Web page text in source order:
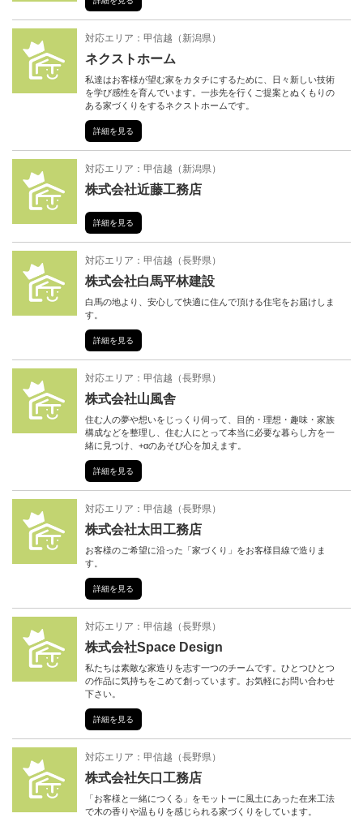
対応エリア： 甲信越 （ 新潟県）
ネクストホーム
私達はお客様が望む家をカタチにするために、日々新しい技術
を学び感性を育んでいます。一歩先を行くご提案とぬくもりの
ある家づくりをするネクストホームです。
詳細を見る
対応エリア： 甲信越 （ 新潟県）
株式会社近藤工務店
詳細を見る
対応エリア： 甲信越 （長野県）
株式会社白馬平林建設
白馬の地より、安心して快適に住んで頂ける住宅をお届けしま
す。
詳細を見る
対応エリア： 甲信越 （長野県）
株式会社山風舎
住む人の夢や想いをじっくり伺って、目的・理想・趣味・家族
構成などを整理し、住む人にとって本当に必要な暮らし方を一
緒に見つけ、+αのあそび心を加えます。
詳細を見る
対応エリア： 甲信越 （長野県）
株式会社太田工務店
お客様のご希望に沿った「家づくり」をお客様目線で造りま
す。
詳細を見る
対応エリア： 甲信越 （長野県）
株式会社Space Design
私たちは素敵な家造りを志す一つのチームです。ひとつひとつ
の作品に気持ちをこめて創っています。お気軽にお問い合わせ
下さい。
詳細を見る
対応エリア： 甲信越 （長野県）
株式会社矢口工務店
「お客様と一緒につくる」をモットーに風土にあった在来工法
で木の香りや温もりを感じられる家づくりをしています。